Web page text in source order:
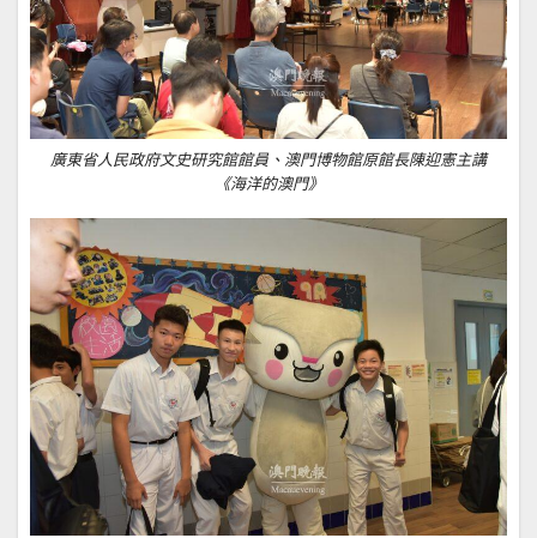
廣東省人民政府文史研究館館員、澳門博物館原館長陳迎憲主講
《海洋的澳門》